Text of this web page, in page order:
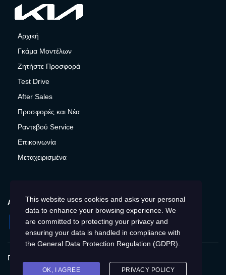
Αρχική
Γκάμα Μοντέλων
Ζητήστε Προσφορά
Test Drive
After Sales
Προσφορές και Νέα
Ραντεβού Service
Επικοινωνία
Μεταχειρισμένα
ΑΚΟΛΟΥΘΉΣΤΕ ΜΑΣ
Facebook
Instagram
LinkedIn
Twitter
YouTube
Πολιτική Απορρήτου
Cookies
Δικαιώματα του Υποκειμένου των
This website uses cookies and asks your personal
data to enhance your browsing experience. We
are committed to protecting your privacy and
ensuring your data is handled in compliance with
the General Data Protection Regulation (GDPR)
OK, I AGREE PRIVACY POLICY